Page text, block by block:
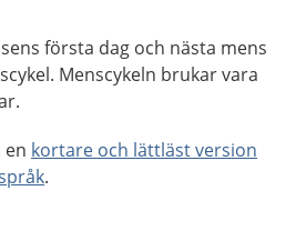
första dag och nästa mens
Menscykeln brukar vara
en kortare och lättläst version
.